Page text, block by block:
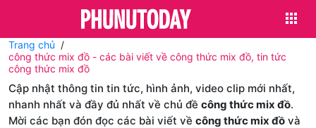
Trang chủ
công thức mix đồ - các bài viết về công thức mix đồ, tin tức
công thức mix đồ
Cập nhật thông tin tin tức, hình ảnh, video clip mới nhất,
nhanh nhất và đầy đủ nhất về chủ đề công thức mix đồ.
Mời các bạn đón đọc các bài viết về công thức mix đồ và